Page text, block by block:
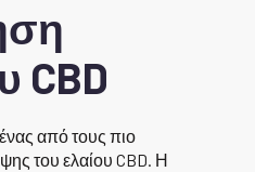
CBD
από τους πιο
του ελαίου CBD. Η